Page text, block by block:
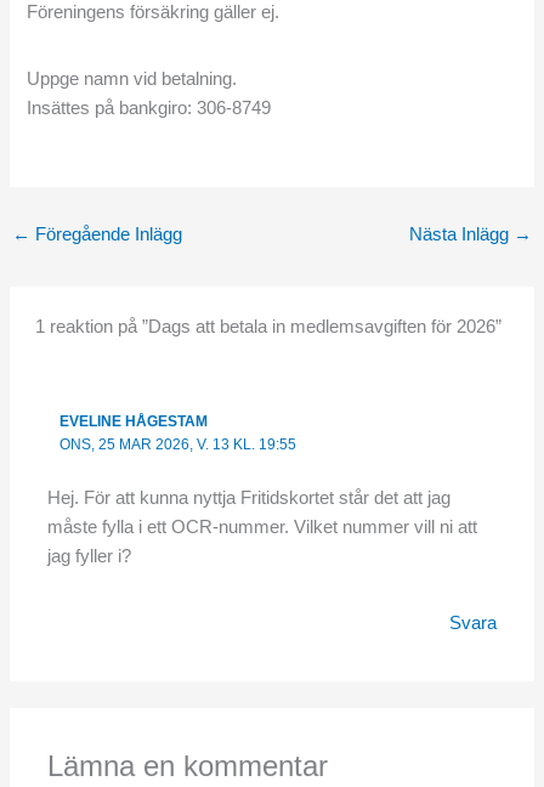
Föreningens försäkring gäller ej.
Uppge namn vid betalning.
Insättes på bankgiro: 306-8749
← Föregående Inlägg Nästa Inlägg →
1 reaktion på ”Dags att betala in medlemsavgiften för 2026”
EVELINE HÅGESTAM
ONS, 25 MAR 2026, V. 13 KL. 19:55
Hej. För att kunna nyttja Fritidskortet står det att jag
måste fylla i ett OCR-nummer. Vilket nummer vill ni att
jag fyller i?
Svara
Lämna en kommentar